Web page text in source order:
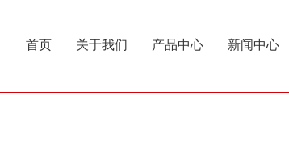
首页 关于我们 产品中心 新闻中心